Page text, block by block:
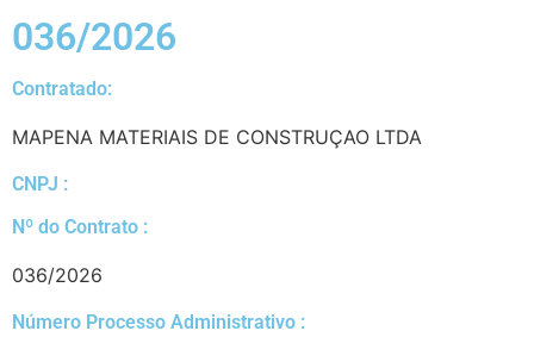
036/2026
Contratado:
MAPENA MATERIAIS DE CONSTRUÇAO LTDA
CNPJ :
Nº do Contrato :
036/2026
Número Processo Administrativo :